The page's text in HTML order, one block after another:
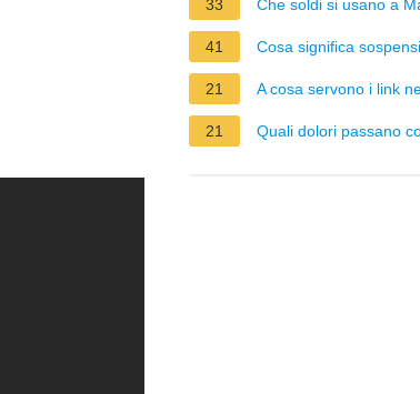
33 Che soldi si usano a
41 Cosa significa
21 A cosa servono i link
21 Quali dolori passano